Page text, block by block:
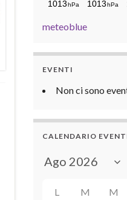
meteoblue
EVENTI
Non ci sono
CALENDARIO
L M M